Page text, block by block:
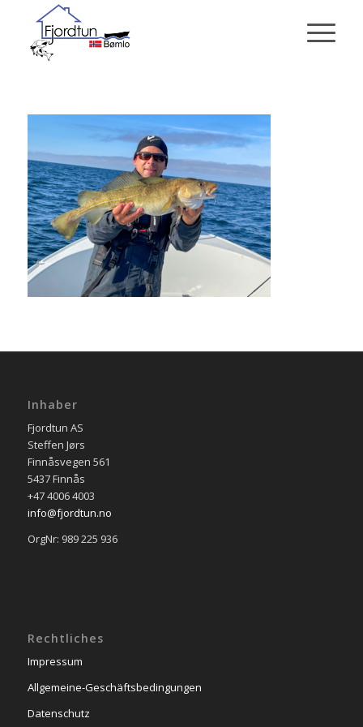
Inhaber
Fjordtun AS
Steffen Jørs
Finnåsvegen 561
5437 Finnås
+47 4006 4003
info@fjordtun.no
OrgNr: 989 225 936
Rechtliches
Impressum
Allgemeine-Geschäftsbedingungen
Datenschutz